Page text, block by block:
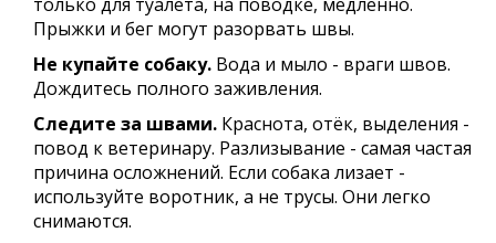
Прыжки и бег могут разорвать швы.
Не купайте собаку. Вода и мыло - враги швов.
Дождитесь полного заживления.
Следите за швами. Краснота, отёк, выделения -
повод к ветеринару. Разлизывание - самая частая
причина осложнений. Если собака лизает -
используйте воротник, а не трусы. Они легко
снимаются.